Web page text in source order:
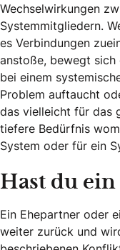
Wechselwirkungen
Systemmitgliedern.
es Verbindungen
anstoße, bewegt
bei einem
Problem auftaucht
das vielleicht für das
tiefere Bedürfnis
System oder für ein
Hast du ein
Ein Ehepartner oder
weiter zurück und